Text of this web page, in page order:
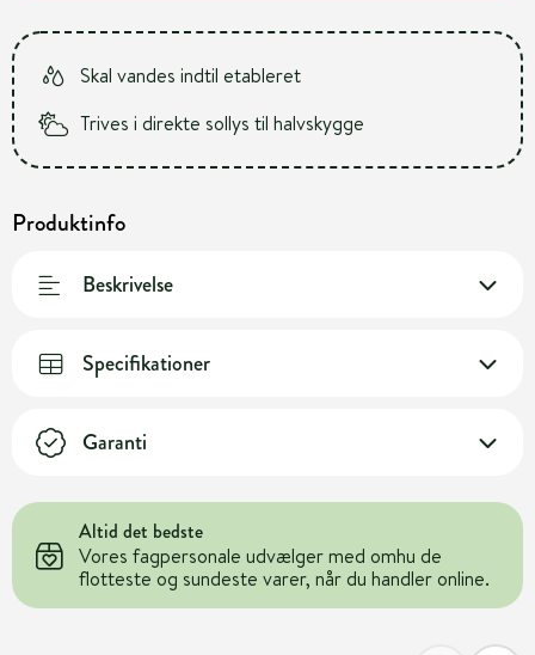
Skal vandes indtil etableret
Trives i direkte sollys til halvskygge
Produktinfo
Beskrivelse
Specifikationer
Garanti
Altid det bedste
Vores fagpersonale udvælger med omhu de
flotteste og sundeste varer, når du handler online.